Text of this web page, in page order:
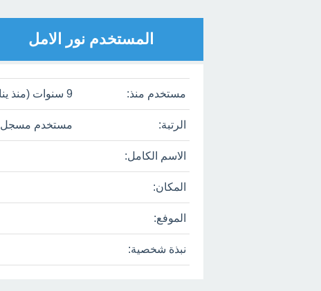
المستخدم نور الامل
مستخدم منذ: 9 سنوات (منذ يناير 8، 2017)
الرتبة: مستخدم مسجل
الاسم الكامل:
المكان:
الموفع:
نبذة شخصية: